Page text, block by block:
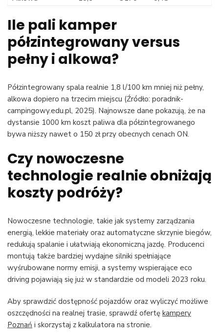
Ile pali kamper
półzintegrowany versus
pełny i alkowa?
Półzintegrowany spala realnie 1,8 l/100 km mniej niż pełny,
alkowa dopiero na trzecim miejscu (Źródło: poradnik-
campingowy.edu.pl, 2025). Najnowsze dane pokazują, że na
dystansie 1000 km koszt paliwa dla półzintegrowanego
bywa niższy nawet o 150 zł przy obecnych cenach ON.
Czy nowoczesne
technologie realnie obniżają
koszty podróży?
Nowoczesne technologie, takie jak systemy zarządzania
energią, lekkie materiały oraz automatyczne skrzynie biegów,
redukują spalanie i ułatwiają ekonomiczną jazdę. Producenci
montują także bardziej wydajne silniki spełniające
wyśrubowane normy emisji, a systemy wspierające eco
driving pojawiają się już w standardzie od modeli 2023 roku.
Aby sprawdzić dostępność pojazdów oraz wyliczyć możliwe
oszczędności na realnej trasie, sprawdź ofertę kampery
Poznań i skorzystaj z kalkulatora na stronie.